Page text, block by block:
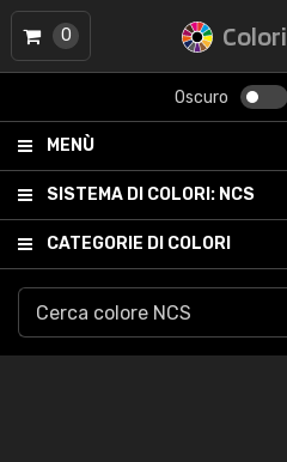
Colori
Oscuro
MENÙ
SISTEMA DI COLORI: NCS
CATEGORIE DI COLORI
0